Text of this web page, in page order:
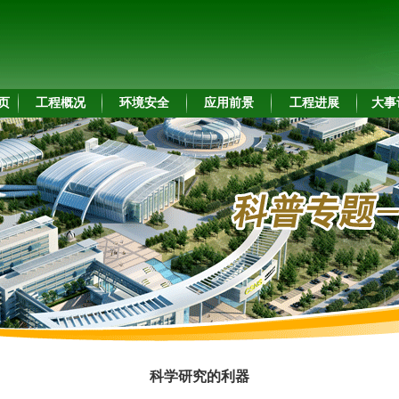
工程概况 环境安全 应用前景 工程进展 大事
科学研究的利器